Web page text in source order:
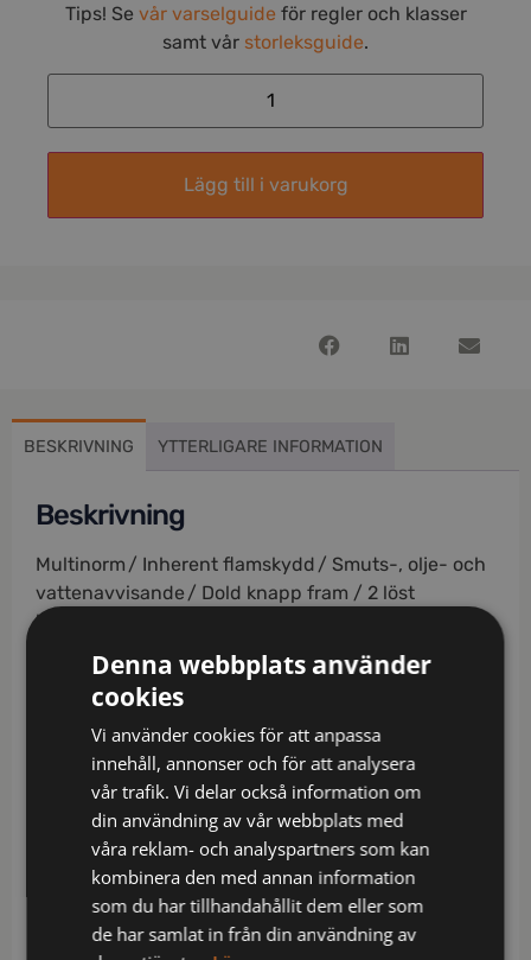
Tips! Se vår varselguide för regler och klasser
samt vår storleksguide.
Lägg till i varukorg
BESKRIVNING YTTERLIGARE INFORMATION
Beskrivning
Multinorm / Inherent flamskydd / Smuts-, olje- och
vattenavvisande / Dold knapp fram / 2 löst
hängande CORDURA®-förstärkta spikfickor – den
ena med 3 fickor och verktygshällor, den andra med
extra ficka / 2 framfickor / 2 CORDURA®-förstärkta
bakfickor, varav en med lock / D-ring vid linningen /
Hammarhank / Dubbel förstärkt grensöm /
CORDURA®-förstärkt tumstocksficka med
verktygsficka, pennficka samt knapp och hälla för
kniv / Benficka med lock och dolda tryckknappar,
telefonficka och hälla för id-kortshållare /
Förstärkning i kontrastfärg på lår / Förböjda ben /
CORDURA®-förstärkta knäfickor med öppning
inifrån / Knäskydden i knäfickorna kan höjdjusteras
Denna webbplats använder
cookies
Vi använder cookies för att anpassa
innehåll, annonser och för att analysera
vår trafik. Vi delar också information om
din användning av vår webbplats med
våra reklam- och analyspartners som kan
kombinera den med annan information
som du har tillhandahållit dem eller som
de har samlat in från din användning av